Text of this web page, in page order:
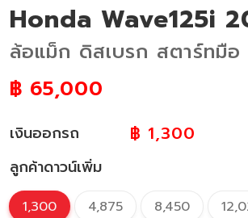
Honda Wave125i
ล้อแม็ก ดิสเบรก สตาร์ทมือ
฿ 65,000
เงินออกรถ ฿ 1,300
ลูกค้าดาวน์เพิ่ม
1,300 4,875 8,450